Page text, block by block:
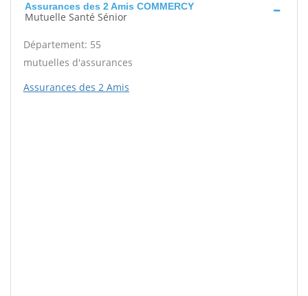
Assurances des 2 Amis COMMERCY
Mutuelle Santé Sénior
Département: 55
mutuelles d'assurances
Assurances des 2 Amis